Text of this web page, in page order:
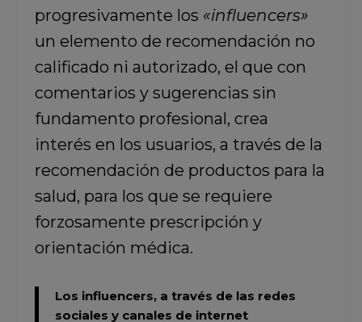
progresivamente los «influencers»
un elemento de recomendación no
calificado ni autorizado, el que con
comentarios y sugerencias sin
fundamento profesional, crea
interés en los usuarios, a través de la
recomendación de productos para la
salud, para los que se requiere
forzosamente prescripción y
orientación médica.
Los influencers, a través de las redes
sociales y canales de internet